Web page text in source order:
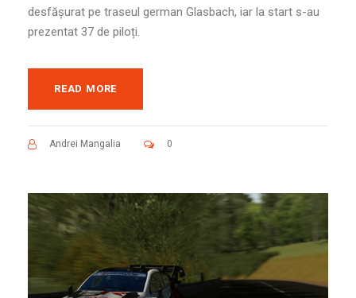
desfășurat pe traseul german Glasbach, iar la start s-au
prezentat 37 de piloți.
READ MORE
Andrei Mangalia 0